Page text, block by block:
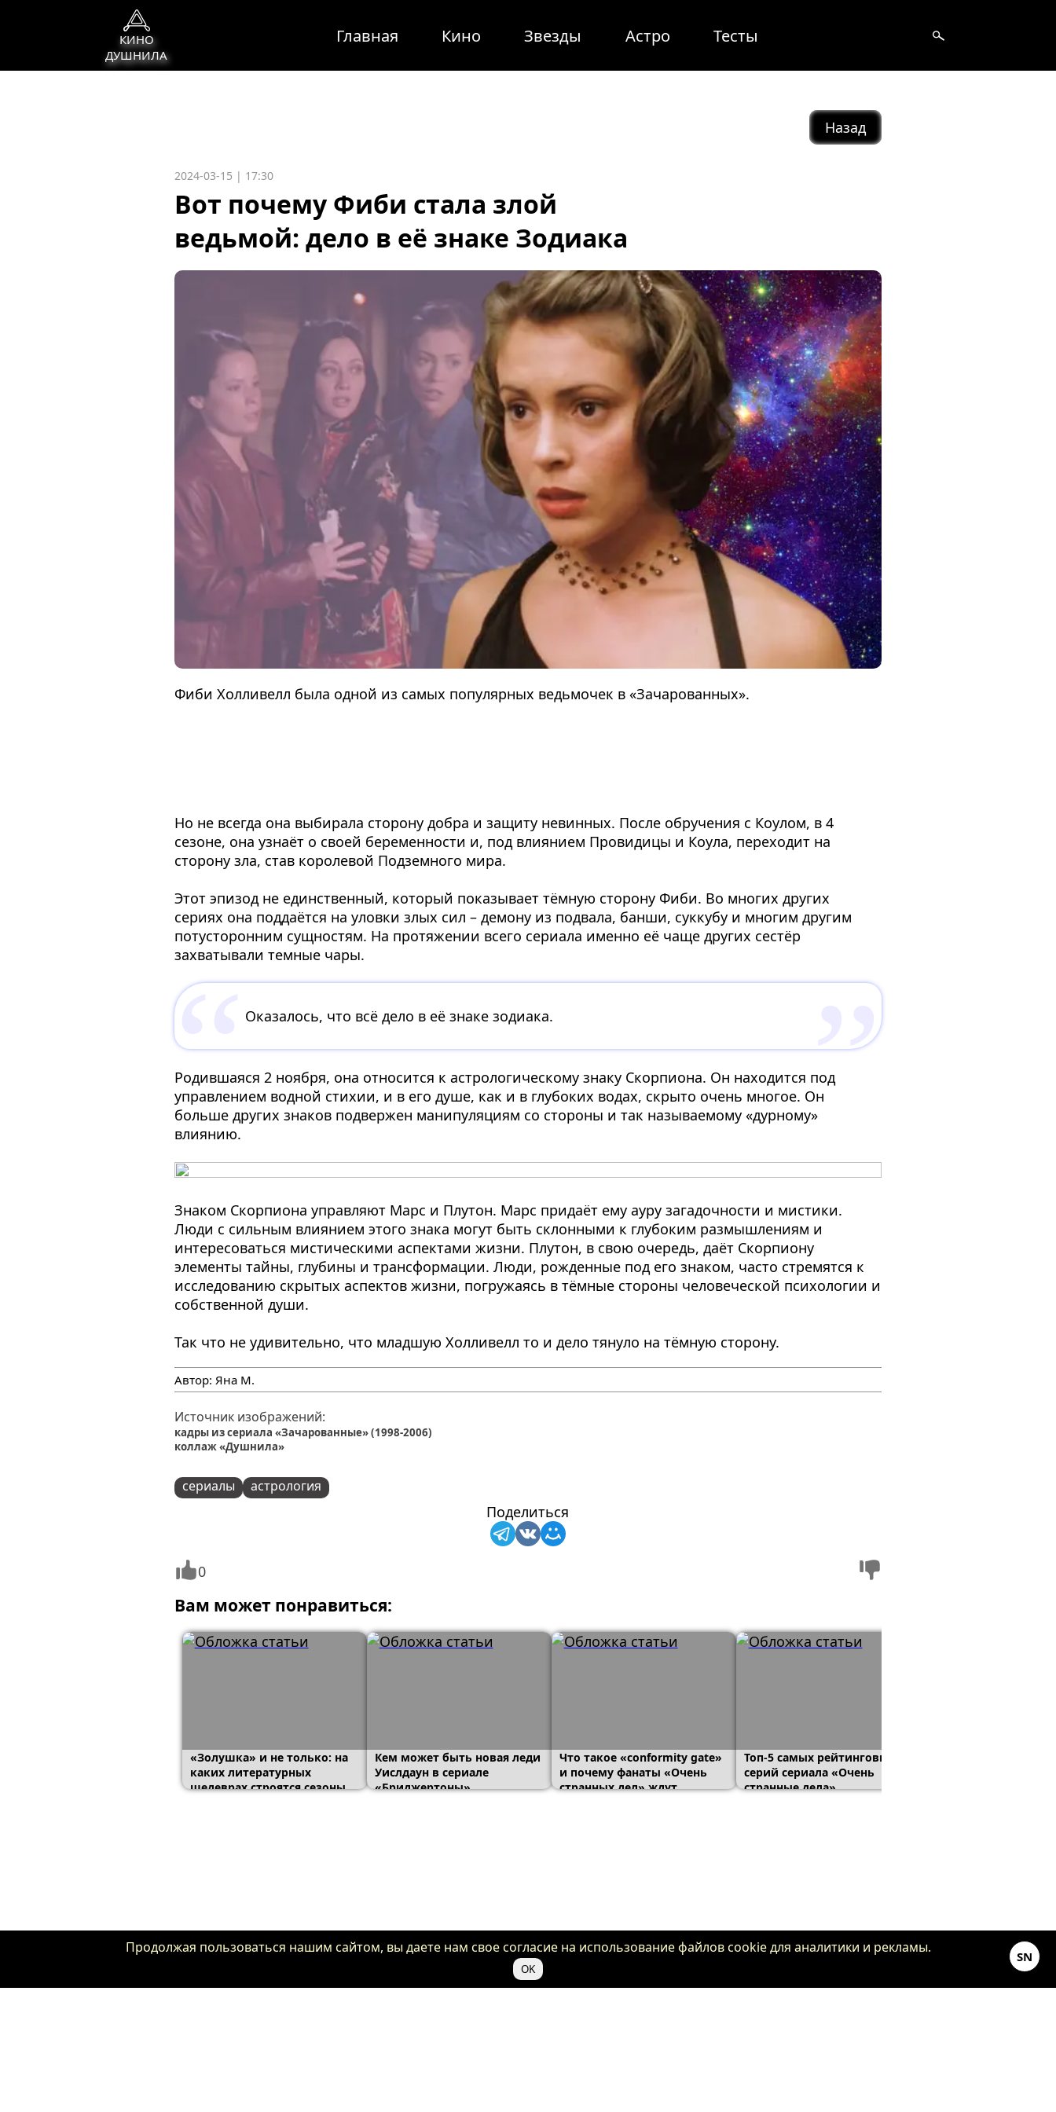
КИНО
ДУШНИЛА
Главная Кино Звезды Астро Тесты
Назад
2024-03-15 | 17:30
Вот почему Фиби стала злой
ведьмой: дело в её знаке Зодиака
Фиби Холливелл была одной из самых популярных ведьмочек в «Зачарованных».
Но не всегда она выбирала сторону добра и защиту невинных. После обручения с Коулом, в 4
сезоне, она узнаёт о своей беременности и, под влиянием Провидицы и Коула, переходит на
сторону зла, став королевой Подземного мира.
Этот эпизод не единственный, который показывает тёмную сторону Фиби. Во многих других
сериях она поддаётся на уловки злых сил – демону из подвала, банши, суккубу и многим другим
потусторонним сущностям. На протяжении всего сериала именно её чаще других сестёр
захватывали темные чары.
Оказалось, что всё дело в её знаке зодиака.
Родившаяся 2 ноября, она относится к астрологическому знаку Скорпиона. Он находится под
управлением водной стихии, и в его душе, как и в глубоких водах, скрыто очень многое. Он
больше других знаков подвержен манипуляциям со стороны и так называемому «дурному»
влиянию.
Знаком Скорпиона управляют Марс и Плутон. Марс придаёт ему ауру загадочности и мистики.
Люди с сильным влиянием этого знака могут быть склонными к глубоким размышлениям и
интересоваться мистическими аспектами жизни. Плутон, в свою очередь, даёт Скорпиону
элементы тайны, глубины и трансформации. Люди, рожденные под его знаком, часто стремятся к
исследованию скрытых аспектов жизни, погружаясь в тёмные стороны человеческой психологии и
собственной души.
Так что не удивительно, что младшую Холливелл то и дело тянуло на тёмную сторону.
Автор: Яна М.
Источник изображений:
кадры из сериала «Зачарованные» (1998-2006)
коллаж «Душнила»
сериалы астрология
Поделиться
0
Вам может понравиться:
«Золушка» и не только: на
каких литературных
шедеврах строятся сезоны
Кем может быть новая леди
Уислдаун в сериале
«Бриджертоны»
Что такое «conformity gate»
и почему фанаты «Очень
странных дел» ждут
Топ-5 самых рейтинговых
серий сериала «Очень
странные дела»
SN
Продолжая пользоваться нашим сайтом, вы даете нам свое согласие на использование файлов cookie для аналитики и рекламы.
OK